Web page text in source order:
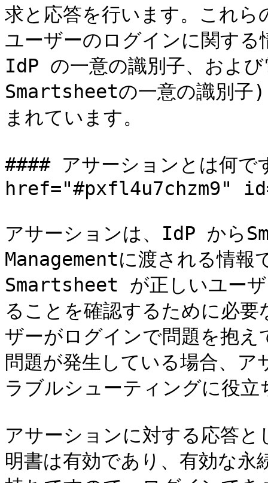
求と応答を行います。これ
ユーザーのログインに関す
IdP の一意の識別子、およ
Smartsheetの一意の識別子
まれています。
#### アサーションとは何で
href="#pxfl4u7chzm9"
アサーションは、IdP から
Managementに渡される情報
Smartsheet が正しいユーザ
ることを確認するために必
ザーがログインで問題を抱
問題が発生している場合、
ラブルシューティングに役立
アサーションに対する応答
明書は有効であり、有効な